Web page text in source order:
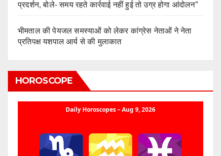
प्रदर्शन, बोले- समय रहते कार्रवाई नहीं हुई तो उग्र होगा आंदोलन”
भीमताल की पेयजल समस्याओं को लेकर कांग्रेस नेताओं ने नेता
प्रतिपक्ष यशपाल आर्य से की मुलाकात
HOROSCOPE